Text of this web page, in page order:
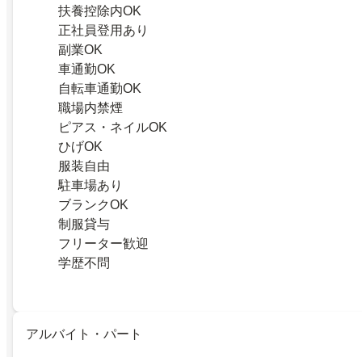
扶養控除内OK
正社員登用あり
副業OK
車通勤OK
自転車通勤OK
職場内禁煙
ピアス・ネイルOK
ひげOK
服装自由
駐車場あり
ブランクOK
制服貸与
フリーター歓迎
学歴不問
アルバイト・パート